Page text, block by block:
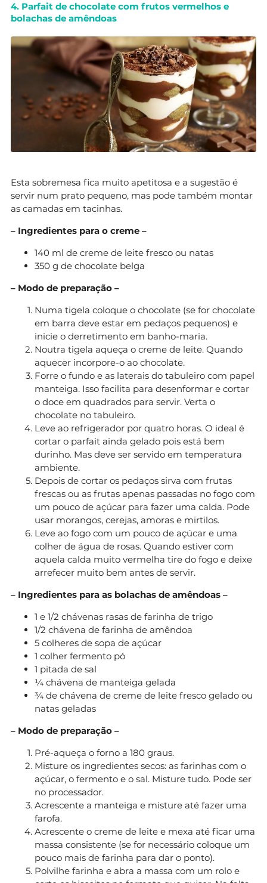
4. Parfait de chocolate com frutos vermelhos e
bolachas de amêndoas
Esta sobremesa fica muito apetitosa e a sugestão é
servir num prato pequeno, mas pode também montar
as camadas em tacinhas.
– Ingredientes para o creme –
140 ml de creme de leite fresco ou natas
350 g de chocolate belga
– Modo de preparação –
Numa tigela coloque o chocolate (se for chocolate
em barra deve estar em pedaços pequenos) e
inicie o derretimento em banho-maria.
Noutra tigela aqueça o creme de leite. Quando
aquecer incorpore-o ao chocolate.
Forre o fundo e as laterais do tabuleiro com papel
manteiga. Isso facilita para desenformar e cortar
o doce em quadrados para servir. Verta o
chocolate no tabuleiro.
Leve ao refrigerador por quatro horas. O ideal é
cortar o parfait ainda gelado pois está bem
durinho. Mas deve ser servido em temperatura
ambiente.
Depois de cortar os pedaços sirva com frutas
frescas ou as frutas apenas passadas no fogo com
um pouco de açúcar para fazer uma calda. Pode
usar morangos, cerejas, amoras e mirtilos.
Leve ao fogo com um pouco de açúcar e uma
colher de água de rosas. Quando estiver com
aquela calda muito vermelha tire do fogo e deixe
arrefecer muito bem antes de servir.
– Ingredientes para as bolachas de amêndoas –
1 e 1/2 chávenas rasas de farinha de trigo
1/2 chávena de farinha de amêndoa
5 colheres de sopa de açúcar
1 colher fermento pó
1 pitada de sal
¼ chávena de manteiga gelada
¾ de chávena de creme de leite fresco gelado ou
natas geladas
– Modo de preparação –
Pré-aqueça o forno a 180 graus.
Misture os ingredientes secos: as farinhas com o
açúcar, o fermento e o sal. Misture tudo. Pode ser
no processador.
Acrescente a manteiga e misture até fazer uma
farofa.
Acrescente o creme de leite e mexa até ficar uma
massa consistente (se for necessário coloque um
pouco mais de farinha para dar o ponto).
Polvilhe farinha e abra a massa com um rolo e